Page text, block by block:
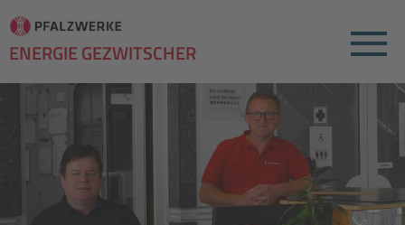
ENERGIE GEZWITSCHER Menu